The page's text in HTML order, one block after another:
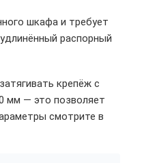
шкафа и требует
распорный
крепёж с
мм — это позволяет
смотрите в